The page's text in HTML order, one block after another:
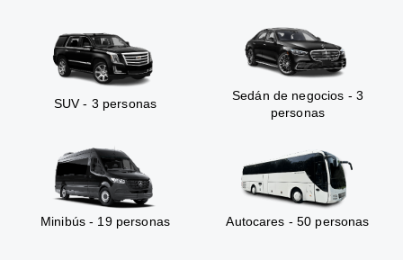
SUV - 3 personas
Sedán de negocios - 3
personas
Minibús - 19 personas Autocares - 50 personas